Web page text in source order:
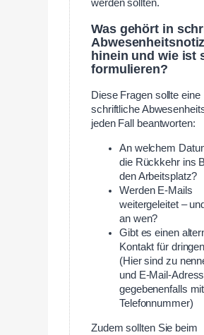
werden sollten.
Was gehört in
hinein und wie ist
formulieren?
Diese Fragen sollte eine
schriftliche
jeden Fall beantworten:
An welchem
die Rückkehr ins
den Arbeitsplatz?
Werden E-Mails
weitergeleitet –
an wen?
Gibt es einen
Kontakt für
(Hier sind zu
und E-Mail-
gegebenenfalls mit
Telefonnummer)
Zudem sollten Sie beim